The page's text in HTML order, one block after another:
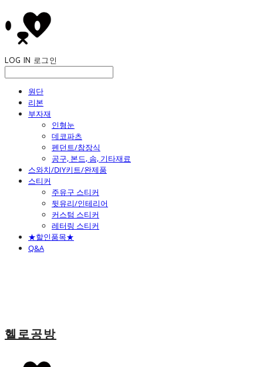
LOG IN 로그인
원단
리본
부자재
인형눈
데코파츠
펜던트/참장식
공구, 본드, 솜, 기타재료
스와치/DIY키트/완제품
스티커
주유구 스티커
뒷유리/인테리어
커스텀 스티커
레터링 스티커
★할인품목★
Q&A
헬로공방